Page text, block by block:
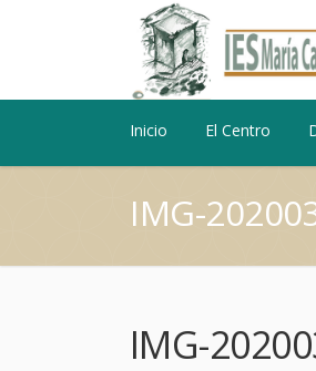
Inicio El Centro
IMG-
IMG-